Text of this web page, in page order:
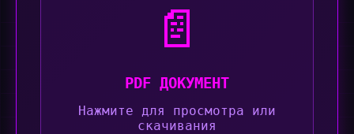
📄
PDF ДОКУМЕНТ
Нажмите для просмотра или
скачивания